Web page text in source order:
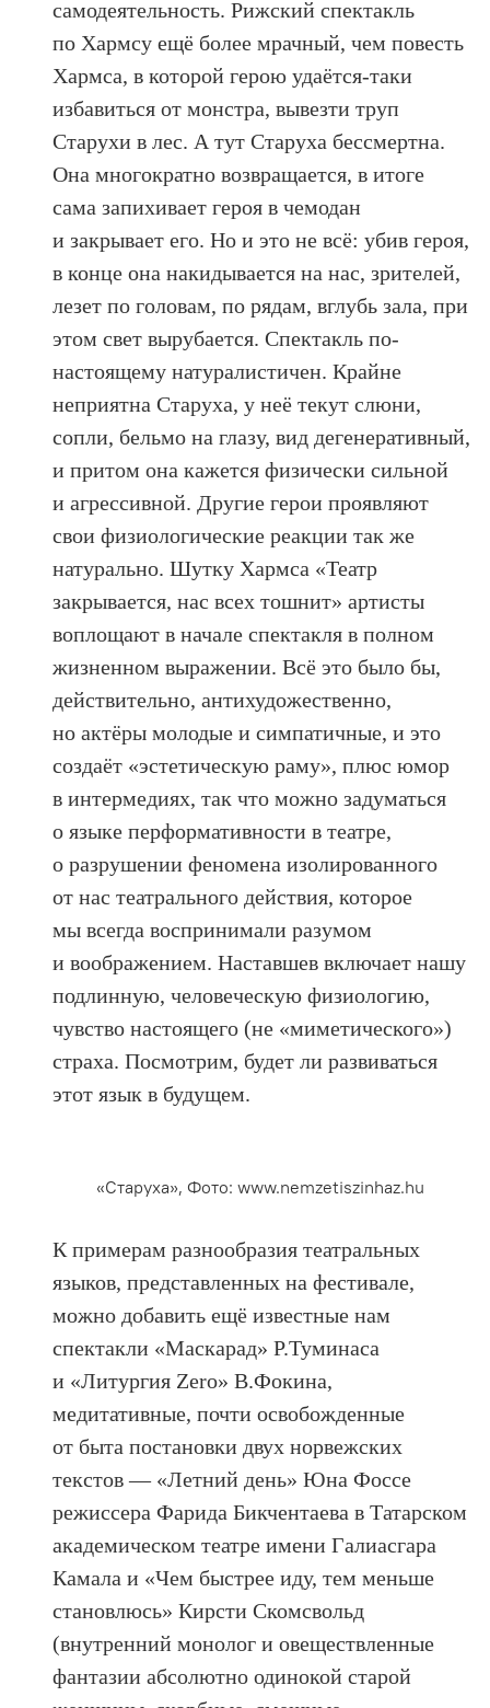
самодеятельность. Рижский спектакль
по Хармсу ещё более мрачный, чем повесть
Хармса, в которой герою удаётся-таки
избавиться от монстра, вывезти труп
Старухи в лес. А тут Старуха бессмертна.
Она многократно возвращается, в итоге
сама запихивает героя в чемодан
и закрывает его. Но и это не всё: убив героя,
в конце она накидывается на нас, зрителей,
лезет по головам, по рядам, вглубь зала, при
этом свет вырубается. Спектакль по-
настоящему натуралистичен. Крайне
неприятна Старуха, у неё текут слюни,
сопли, бельмо на глазу, вид дегенеративный,
и притом она кажется физически сильной
и агрессивной. Другие герои проявляют
свои физиологические реакции так же
натурально. Шутку Хармса «Театр
закрывается, нас всех тошнит» артисты
воплощают в начале спектакля в полном
жизненном выражении. Всё это было бы,
действительно, антихудожественно,
но актёры молодые и симпатичные, и это
создаёт «эстетическую раму», плюс юмор
в интермедиях, так что можно задуматься
о языке перформативности в театре,
о разрушении феномена изолированного
от нас театрального действия, которое
мы всегда воспринимали разумом
и воображением. Наставшев включает нашу
подлинную, человеческую физиологию,
чувство настоящего (не «миметического»)
страха. Посмотрим, будет ли развиваться
этот язык в будущем.
«Старуха», Фото: www.nemzetiszinhaz.hu
К примерам разнообразия театральных
языков, представленных на фестивале,
можно добавить ещё известные нам
спектакли «Маскарад» Р.Туминаса
и «Литургия Zero» В.Фокина,
медитативные, почти освобожденные
от быта постановки двух норвежских
текстов — «Летний день» Юна Фоссе
режиссера Фарида Бикчентаева в Татарском
академическом театре имени Галиасгара
Камала и «Чем быстрее иду, тем меньше
становлюсь» Кирсти Скомсвольд
(внутренний монолог и овеществленные
фантазии абсолютно одинокой старой